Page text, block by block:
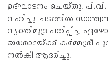
ഉദ്ഘാടനം ചെയ്തു.
വഹിച്ചു. ചടങ്ങിൽ
വ്യക്തിമുദ്ര പതിപ്പിച്ച
യശോദയ്ക്ക് കർമ്മശ്രീ
നൽകി ആദരിച്ചു.